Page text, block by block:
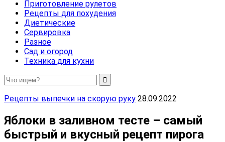
Приготовление рулетов
Рецепты для похудения
Диетические
Сервировка
Разное
Сад и огород
Техника для кухни
Рецепты выпечки на скорую руку 28.09.2022
Яблоки в заливном тесте – самый
быстрый и вкусный рецепт пирога